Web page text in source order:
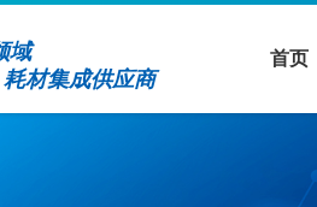
域
材集成供应商
首页